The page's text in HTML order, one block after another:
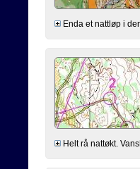
Enda et nattløp i
Helt rå nattøkt.